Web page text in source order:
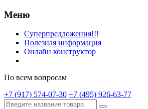
Меню
Суперпредложения!!!
Полезная информация
Онлайн конструктор
По всем вопросам
+7 (917) 574-07-30 +7 (495) 926-63-77